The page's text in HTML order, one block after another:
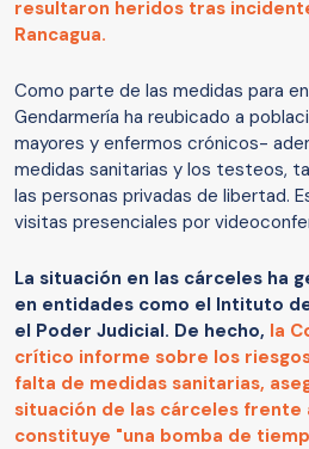
resultaron heridos tras
Rancagua.
Como parte de las medidas para
Gendarmería ha reubicado a
mayores y enfermos crónicos-
medidas sanitarias y los testeos,
las personas privadas de libertad.
visitas presenciales por
La situación en las cárceles ha
en entidades como el Intituto
el Poder Judicial. De hecho, la
crítico informe sobre los
falta de medidas sanitarias,
situación de las cárceles frente
constituye "una bomba de